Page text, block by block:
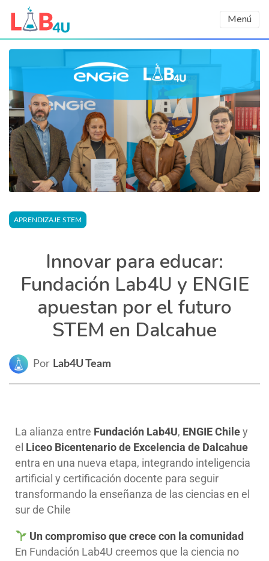
Menú
APRENDIZAJE STEM
Innovar para educar:
Fundación Lab4U y ENGIE
apuestan por el futuro
STEM en Dalcahue
Por Lab4U Team
La alianza entre Fundación Lab4U, ENGIE Chile y
el Liceo Bicentenario de Excelencia de Dalcahue
entra en una nueva etapa, integrando inteligencia
artificial y certificación docente para seguir
transformando la enseñanza de las ciencias en el
sur de Chile
Un compromiso que crece con la comunidad
En Fundación Lab4U creemos que la ciencia no